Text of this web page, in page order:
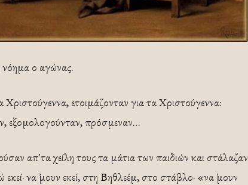
νόημα ο αγώνας.
ετοιμάζονταν για τα Χριστούγεννα:
εξομολογούνταν, πρόσμεναν…
απ᾿ τα χείλη τους τα μάτια των παιδιών και στάλαζαν
να ᾿μουν εκεί, στη Βηθλεέμ, στο στάβλο· «να ᾿μουν